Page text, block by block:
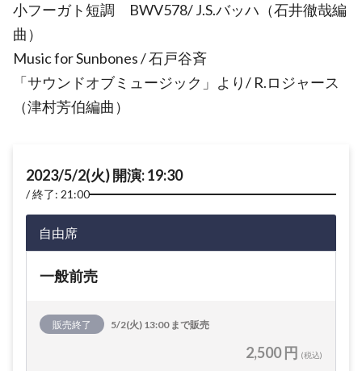
小フーガト短調 BWV578/ J.S.バッハ（石井徹哉編
曲）
Music for Sunbones / 石戸谷斉
「サウンドオブミュージック」より/ R.ロジャース
（津村芳伯編曲）
2023/5/2(火) 開演: 19:30
終了: 21:00
自由席
一般前売
販売終了 5/2(火) 13:00 まで販売
2,500 円 (税込)